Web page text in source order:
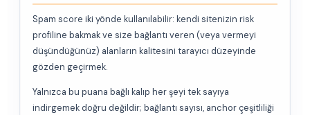
Spam score iki yönde kullanılabilir: kendi sitenizin risk
profiline bakmak ve size bağlantı veren (veya vermeyi
düşündüğünüz) alanların kalitesini tarayıcı düzeyinde
gözden geçirmek.
Yalnızca bu puana bağlı kalıp her şeyi tek sayıya
indirgemek doğru değildir; bağlantı sayısı, anchor çeşitliliği